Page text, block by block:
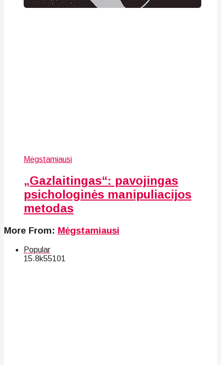
Mėgstamiausi
„Gazlaitingas“: pavojingas
psichologinės manipuliacijos
metodas
More From: Mėgstamiausi
Popular
15.8k55101